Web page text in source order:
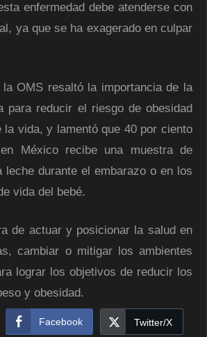
enfermedad debe atenderse con
ya que se ha exagerado en culpar
la OMS resaltó la importancia de la
para reducir el riesgo de obesidad
la vida, y lamentó que 40 por ciento
México recibe una muestra de
leche durante el embarazo o en los
vida del bebé.
de actuar y posicionar la salud en
cambiar o mitigar los ambientes
lograr los objetivos de reducir los
y obesidad.
Facebook Twitter/X